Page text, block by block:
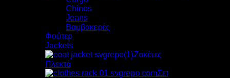
Chinos
Jeans
Βαμβακερές
Φούτερ
Jackets
Ζακέτες
Πλεκτά
Σετ